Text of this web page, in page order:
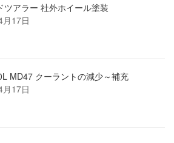
ツアラー 社外ホイール塗装
17日
MD47 クーラントの減少～補充
17日